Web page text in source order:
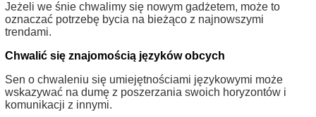
Jeżeli we śnie chwalimy się nowym gadżetem, może to
oznaczać potrzebę bycia na bieżąco z najnowszymi
trendami.
Chwalić się znajomością języków obcych
Sen o chwaleniu się umiejętnościami językowymi może
wskazywać na dumę z poszerzania swoich horyzontów i
komunikacji z innymi.